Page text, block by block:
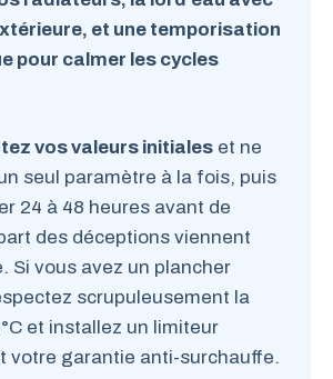
et une temporisation
pour calmer les cycles
vos valeurs initiales et ne
seul paramètre à la fois, puis
24 à 48 heures avant de
des déceptions viennent
Si vous avez un plancher
scrupuleusement la
et installez un limiteur
votre garantie anti-surchauffe.